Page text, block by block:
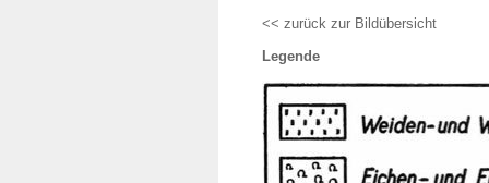
<< zurück zur Bildübersicht
Legende